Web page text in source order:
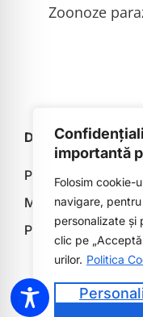
importantă
Folosim cookie-
navigare,
personalizate și
clic pe
urilor. Politica
Zoonoze
DESPRE NOI
Prezentare
Misiune & viziune
Programe de studii